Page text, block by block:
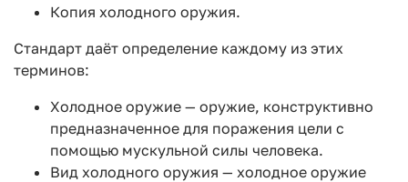
Копия холодного оружия.
Стандарт даёт определение каждому из этих
терминов:
Холодное оружие — оружие, конструктивно
предназначенное для поражения цели с
помощью мускульной силы человека.
Вид холодного оружия — холодное оружие